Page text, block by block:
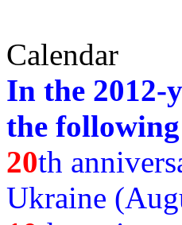
Calendar
In the 2012-
the
20th
Ukraine